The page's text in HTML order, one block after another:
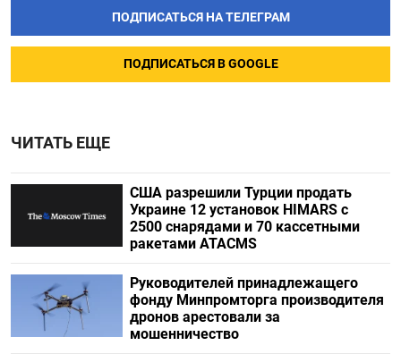
ПОДПИСАТЬСЯ НА ТЕЛЕГРАМ
ПОДПИСАТЬСЯ В GOOGLE
ЧИТАТЬ ЕЩЕ
США разрешили Турции продать
Украине 12 установок HIMARS с
2500 снарядами и 70 кассетными
ракетами ATACMS
Руководителей принадлежащего
фонду Минпромторга производителя
дронов арестовали за
мошенничество